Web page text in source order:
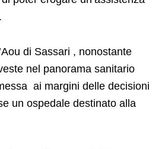
di Sassari , nonostante
nel panorama sanitario
ai margini delle decisioni
un ospedale destinato alla